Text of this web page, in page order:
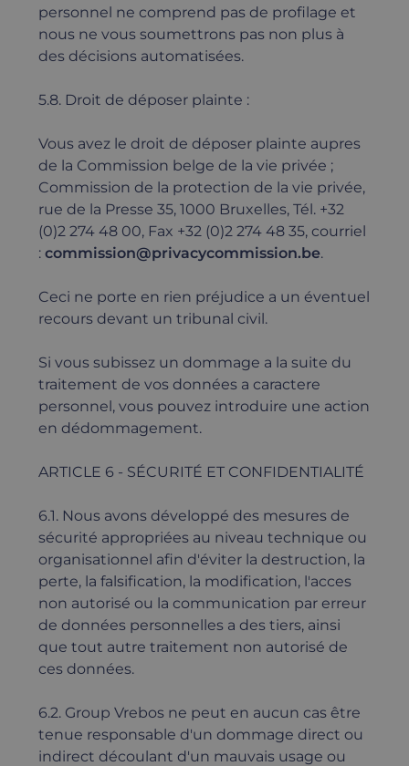
personnel ne comprend pas de profilage et
nous ne vous soumettrons pas non plus à
des décisions automatisées.
5.8. Droit de déposer plainte :
Vous avez le droit de déposer plainte aupres
de la Commission belge de la vie privée ;
Commission de la protection de la vie privée,
rue de la Presse 35, 1000 Bruxelles, Tél. +32
(0)2 274 48 00, Fax +32 (0)2 274 48 35, courriel
: commission@privacycommission.be.
Ceci ne porte en rien préjudice a un éventuel
recours devant un tribunal civil.
Si vous subissez un dommage a la suite du
traitement de vos données a caractere
personnel, vous pouvez introduire une action
en dédommagement.
ARTICLE 6 - SÉCURITÉ ET CONFIDENTIALITÉ
6.1. Nous avons développé des mesures de
sécurité appropriées au niveau technique ou
organisationnel afin d'éviter la destruction, la
perte, la falsification, la modification, l'acces
non autorisé ou la communication par erreur
de données personnelles a des tiers, ainsi
que tout autre traitement non autorisé de
ces données.
6.2. Group Vrebos ne peut en aucun cas être
tenue responsable d'un dommage direct ou
indirect découlant d'un mauvais usage ou